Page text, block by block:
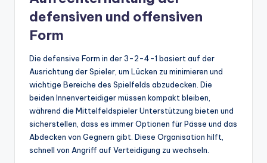
defensiven und offensiven
Form
Die defensive Form in der 3-2-4-1 basiert auf der
Ausrichtung der Spieler, um Lücken zu minimieren und
wichtige Bereiche des Spielfelds abzudecken. Die
beiden Innenverteidiger müssen kompakt bleiben,
während die Mittelfeldspieler Unterstützung bieten und
sicherstellen, dass es immer Optionen für Pässe und das
Abdecken von Gegnern gibt. Diese Organisation hilft,
schnell von Angriff auf Verteidigung zu wechseln.